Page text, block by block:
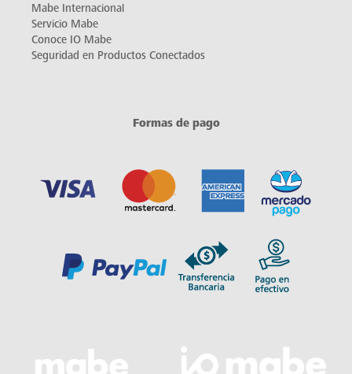
Mabe Internacional
Servicio Mabe
Conoce IO Mabe
Seguridad en Productos Conectados
Formas de pago